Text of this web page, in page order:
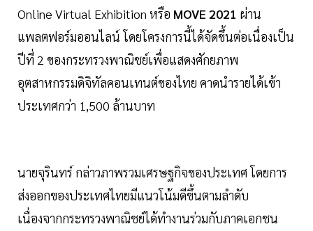
Online Virtual Exhibition หรือ MOVE 2021 ผ่าน
แพลตฟอร์มออนไลน์โดยโครงการนี้ได้จัดขึ้นต่อเนื่องเป็น
ปีที่ 2 ของกระทรวงพาณิชย์เพื่อแสดงศักยภาพ
อุตสาหกรรมดิจิทัลคอนเทนต์ของไทย คาดนำรายได้เข้า
ประเทศกว่า 1,500 ล้านบาท
นายจุรินทร์ กล่าวภาพรวมเศรษฐกิจของประเทศ โดยการ
ส่งออกของประเทศไทยมีแนวโน้มดีขึ้นตามลำดับ
เนื่องจากกระทรวงพาณิชย์ได้ทำงานร่วมกับภาคเอกชน